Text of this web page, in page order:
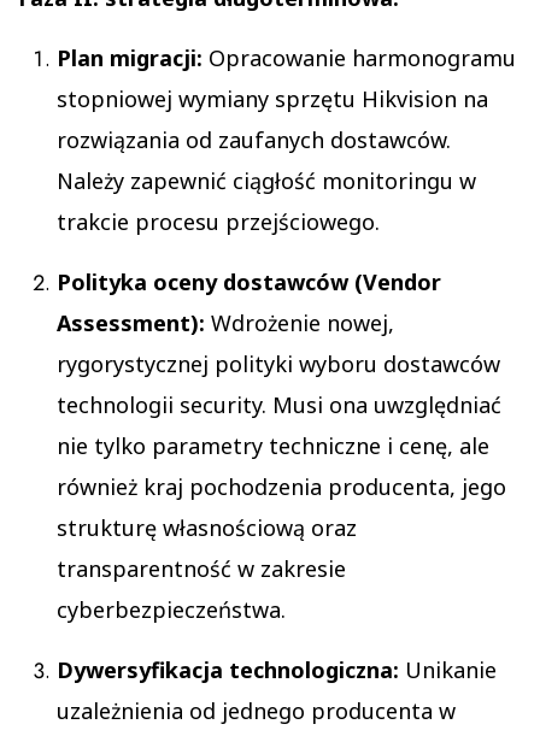
Plan migracji: Opracowanie harmonogramu
stopniowej wymiany sprzętu Hikvision na
rozwiązania od zaufanych dostawców.
Należy zapewnić ciągłość monitoringu w
trakcie procesu przejściowego.
Polityka oceny dostawców (Vendor
Assessment): Wdrożenie nowej,
rygorystycznej polityki wyboru dostawców
technologii security. Musi ona uwzględniać
nie tylko parametry techniczne i cenę, ale
również kraj pochodzenia producenta, jego
strukturę własnościową oraz
transparentność w zakresie
cyberbezpieczeństwa.
Dywersyfikacja technologiczna: Unikanie
uzależnienia od jednego producenta w